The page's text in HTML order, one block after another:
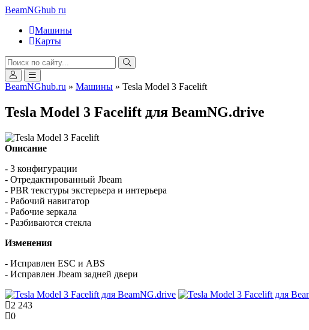
BeamNGhub ru
Машины
Карты
BeamNGhub.ru » Машины » Tesla Model 3 Facelift
Tesla Model 3 Facelift для BeamNG.drive
Описание
- 3 конфигурации
- Отредактированный Jbeam
- PBR текстуры экстерьера и интерьера
- Рабочий навигатор
- Рабочие зеркала
- Разбиваются стекла
Изменения
- Исправлен ESC и ABS
- Исправлен Jbeam задней двери
2 243
0